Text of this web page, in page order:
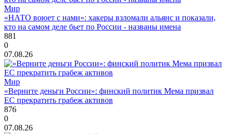
Мир
«НАТО воюет с нами»: хакеры взломали альянс и показали,
кто на самом деле бьет по России - названы имена
881
0
07.08.26
Мир
«Верните деньги России»: финский политик Мема призвал
ЕС прекратить грабеж активов
876
0
07.08.26